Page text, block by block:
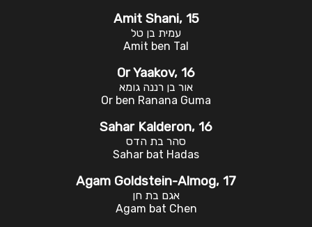
Amit Shani, 15
עמית בן טל
Amit ben Tal
Or Yaakov, 16
אור בן רננה גומא
Or ben Ranana Guma
Sahar Kalderon, 16
סהר בת הדס
Sahar bat Hadas
Agam Goldstein-Almog, 17
אגם בת חן
Agam bat Chen